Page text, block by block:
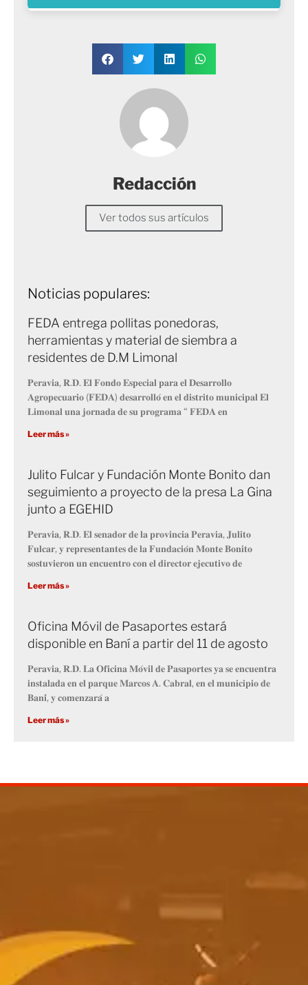
Redacción
Ver todos sus artículos
Noticias populares:
FEDA entrega pollitas ponedoras,
herramientas y material de siembra a
residentes de D.M Limonal
𝐏𝐞𝐫𝐚𝐯𝐢𝐚, 𝐑.𝐃. 𝐄𝐥 𝐅𝐨𝐧𝐝𝐨 𝐄𝐬𝐩𝐞𝐜𝐢𝐚𝐥 𝐩𝐚𝐫𝐚 𝐞𝐥 𝐃𝐞𝐬𝐚𝐫𝐫𝐨𝐥𝐥𝐨
𝐀𝐠𝐫𝐨𝐩𝐞𝐜𝐮𝐚𝐫𝐢𝐨 (𝐅𝐄𝐃𝐀) 𝐝𝐞𝐬𝐚𝐫𝐫𝐨𝐥𝐥𝐨́ 𝐞𝐧 𝐞𝐥 𝐝𝐢𝐬𝐭𝐫𝐢𝐭𝐨 𝐦𝐮𝐧𝐢𝐜𝐢𝐩𝐚𝐥 𝐄𝐥
𝐋𝐢𝐦𝐨𝐧𝐚𝐥 𝐮𝐧𝐚 𝐣𝐨𝐫𝐧𝐚𝐝𝐚 𝐝𝐞 𝐬𝐮 𝐩𝐫𝐨𝐠𝐫𝐚𝐦𝐚 “ 𝐅𝐄𝐃𝐀 𝐞𝐧
Leer más »
Julito Fulcar y Fundación Monte Bonito dan
seguimiento a proyecto de la presa La Gina
junto a EGEHID
𝐏𝐞𝐫𝐚𝐯𝐢𝐚, 𝐑.𝐃. 𝐄𝐥 𝐬𝐞𝐧𝐚𝐝𝐨𝐫 𝐝𝐞 𝐥𝐚 𝐩𝐫𝐨𝐯𝐢𝐧𝐜𝐢𝐚 𝐏𝐞𝐫𝐚𝐯𝐢𝐚, 𝐉𝐮𝐥𝐢𝐭𝐨
𝐅𝐮𝐥𝐜𝐚𝐫, 𝐲 𝐫𝐞𝐩𝐫𝐞𝐬𝐞𝐧𝐭𝐚𝐧𝐭𝐞𝐬 𝐝𝐞 𝐥𝐚 𝐅𝐮𝐧𝐝𝐚𝐜𝐢𝐨́𝐧 𝐌𝐨𝐧𝐭𝐞 𝐁𝐨𝐧𝐢𝐭𝐨
𝐬𝐨𝐬𝐭𝐮𝐯𝐢𝐞𝐫𝐨𝐧 𝐮𝐧 𝐞𝐧𝐜𝐮𝐞𝐧𝐭𝐫𝐨 𝐜𝐨𝐧 𝐞𝐥 𝐝𝐢𝐫𝐞𝐜𝐭𝐨𝐫 𝐞𝐣𝐞𝐜𝐮𝐭𝐢𝐯𝐨 𝐝𝐞
Leer más »
Oficina Móvil de Pasaportes estará
disponible en Baní a partir del 11 de agosto
𝐏𝐞𝐫𝐚𝐯𝐢𝐚, 𝐑.𝐃. 𝐋𝐚 𝐎𝐟𝐢𝐜𝐢𝐧𝐚 𝐌𝐨́𝐯𝐢𝐥 𝐝𝐞 𝐏𝐚𝐬𝐚𝐩𝐨𝐫𝐭𝐞𝐬 𝐲𝐚 𝐬𝐞 𝐞𝐧𝐜𝐮𝐞𝐧𝐭𝐫𝐚
𝐢𝐧𝐬𝐭𝐚𝐥𝐚𝐝𝐚 𝐞𝐧 𝐞𝐥 𝐩𝐚𝐫𝐪𝐮𝐞 𝐌𝐚𝐫𝐜𝐨𝐬 𝐀. 𝐂𝐚𝐛𝐫𝐚𝐥, 𝐞𝐧 𝐞𝐥 𝐦𝐮𝐧𝐢𝐜𝐢𝐩𝐢𝐨 𝐝𝐞
𝐁𝐚𝐧𝐢́, 𝐲 𝐜𝐨𝐦𝐞𝐧𝐳𝐚𝐫𝐚́ 𝐚
Leer más »